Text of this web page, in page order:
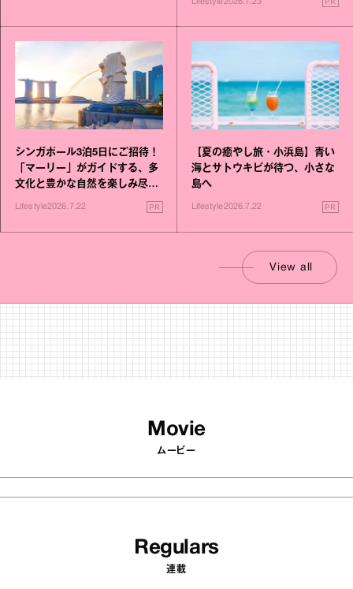
シンガポール3泊5日にご招待！
「マーリー」がガイドする、多
文化と豊かな自然を楽しみ尽く
Lifestyle2026.7.22 PR
【夏の癒やし旅・小浜島】青い
海とサトウキビが待つ、小さな
島へ
Lifestyle2026.7.22 PR
View all
Movie
ムービー
Regulars
連載